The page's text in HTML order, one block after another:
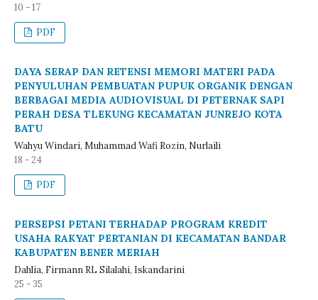
10 - 17
PDF
DAYA SERAP DAN RETENSI MEMORI MATERI PADA
PENYULUHAN PEMBUATAN PUPUK ORGANIK DENGAN
BERBAGAI MEDIA AUDIOVISUAL DI PETERNAK SAPI
PERAH DESA TLEKUNG KECAMATAN JUNREJO KOTA
BATU
Wahyu Windari, Muhammad Wafi Rozin, Nurlaili
18 - 24
PDF
PERSEPSI PETANI TERHADAP PROGRAM KREDIT
USAHA RAKYAT PERTANIAN DI KECAMATAN BANDAR
KABUPATEN BENER MERIAH
Dahlia, Firmann RL Silalahi, Iskandarini
25 - 35